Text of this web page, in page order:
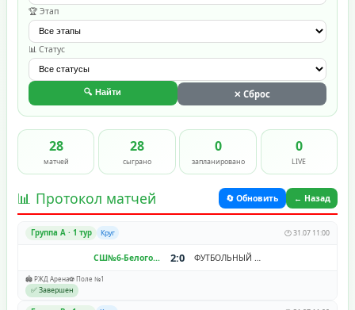
🏆 Этап
📊 Статус
🔍 Найти ✕ Сброс
28
матчей
28
сыграно
0
запланировано
0
LIVE
📊 Протокол матчей 🔄 Обновить ← Назад
Группа A · 1 тур Круг 🕐 31.07 11:00
СШ№6-Белогорье 2:0 ФУТБОЛЬНЫЙ КЛУБ «СИРИУС»
🏟️ РЖД Арена⚽ Поле №1
✅ Завершен